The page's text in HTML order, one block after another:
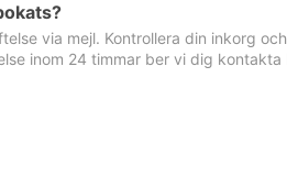
via mejl. Kontrollera din inkorg
inom 24 timmar ber vi dig